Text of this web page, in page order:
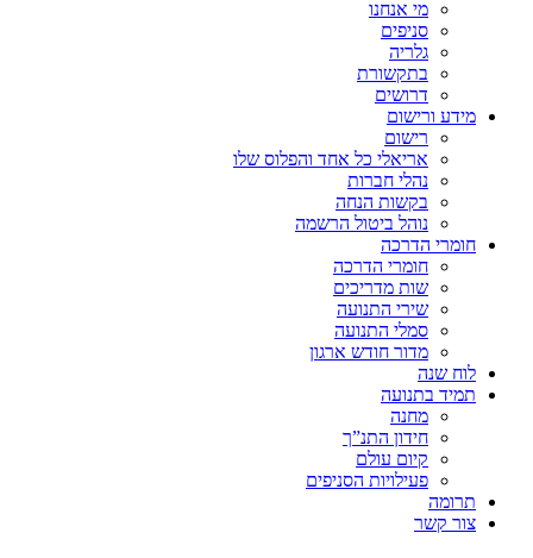
מי אנחנו
סניפים
גלריה
בתקשורת
דרושים
מידע ורישום
רישום
אריאלי כל אחד והפלוס שלו
נהלי חברות
בקשות הנחה
נוהל ביטול הרשמה
חומרי הדרכה
חומרי הדרכה
שות מדריכים
שירי התנועה
סמלי התנועה
מדור חודש ארגון
לוח שנה
תמיד בתנועה
מחנה
חידון התנ”ך
קיום עולם
פעילויות הסניפים
תרומה
צור קשר